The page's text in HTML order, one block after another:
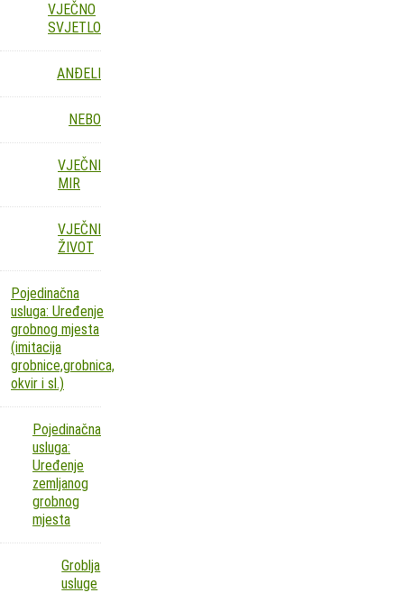
VJEČNO
SVJETLO
ANĐELI
NEBO
VJEČNI
MIR
VJEČNI
ŽIVOT
Pojedinačna
usluga: Uređenje
grobnog mjesta
(imitacija
grobnice,grobnica,
okvir i sl.)
Pojedinačna
usluga:
Uređenje
zemljanog
grobnog
mjesta
Groblja
usluge